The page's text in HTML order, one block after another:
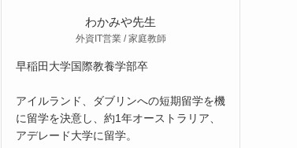
わかみや先生
外資IT営業 / 家庭教師
早稲田大学国際教養学部卒
アイルランド、ダブリンへの短期留学を機
に留学を決意し、約1年オーストラリア、
アデレード大学に留学。